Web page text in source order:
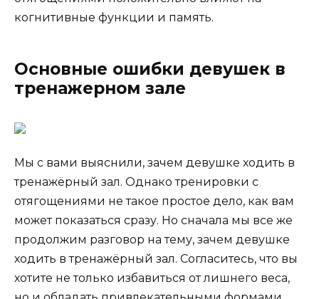
когнитивные функции и память.
Основные ошибки девушек в
тренажерном зале
Мы с вами выяснили, зачем девушке ходить в
тренажёрный зал. Однако тренировки с
отягощениями не такое простое дело, как вам
может показаться сразу. Но сначала мы все же
продолжим разговор на тему, зачем девушке
ходить в тренажёрный зал. Согласитесь, что вы
хотите не только избавиться от лишнего веса,